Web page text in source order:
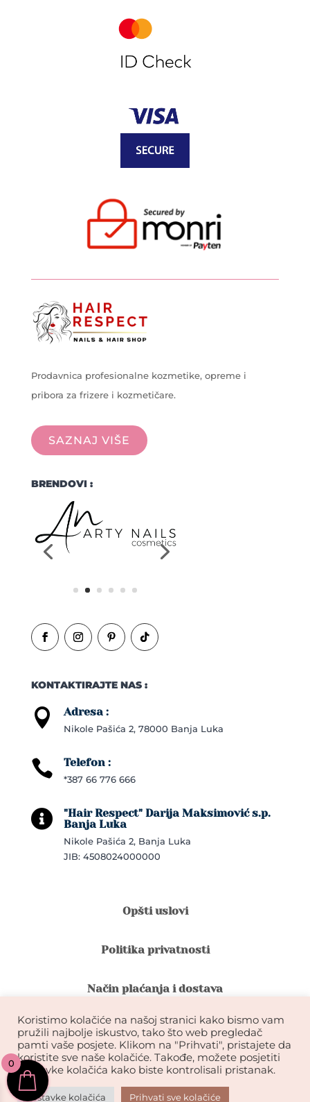
Prodavnica profesionalne kozmetike, opreme i
pribora za frizere i kozmetičare.
SAZNAJ VIŠE
BRENDOVI :
KONTAKTIRAJTE NAS :
 Adresa :
Nikole Pašića 2, 78000 Banja Luka
 Telefon :
*387 66 776 666

"Hair Respect" Darija Maksimović s.p.
Banja Luka
Nikole Pašića 2, Banja Luka
JIB: 4508024000000
Opšti uslovi
Politika privatnosti
Način plaćanja i dostava
Reklamacije i povrat robe
Garancija na kvalitet ekstenzija
Koristimo kolačiće na našoj stranici kako bismo vam
pružili najbolje iskustvo, tako što web pregledač
pamti vaše posjete. Klikom na "Prihvati", pristajete da
koristite sve naše kolačiće. Takođe, možete posjetiti
postavke kolačića kako biste kontrolisali pristanak.
Postavke kolačića Prihvati sve kolačiće
0